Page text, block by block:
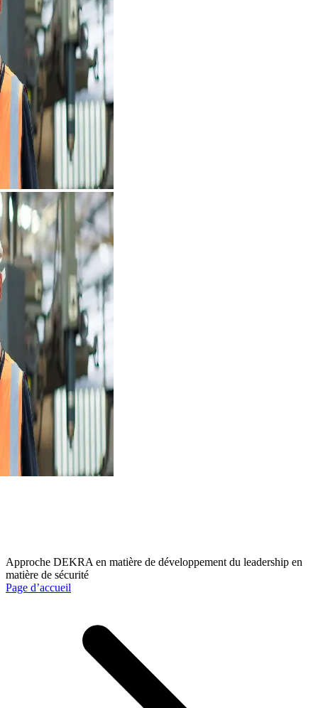
Approche DEKRA en matière de développement du leadership en
matière de sécurité
Page d’accueil